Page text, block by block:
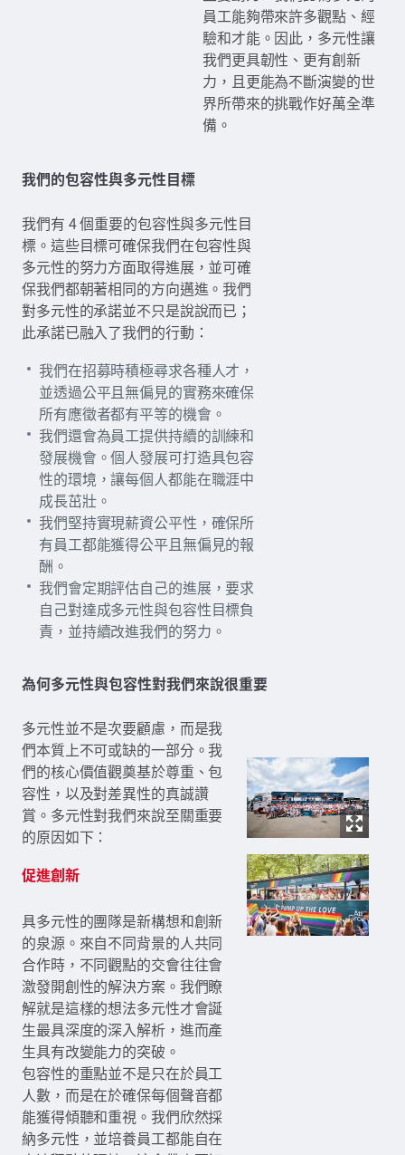
員工能夠帶來許多觀點、經
驗和才能。因此，多元性讓
我們更具韌性、更有創新
力，且更能為不斷演變的世
界所帶來的挑戰作好萬全準
備。
我們的包容性與多元性目標
我們有 4 個重要的包容性與多元性目
標。這些目標可確保我們在包容性與
多元性的努力方面取得進展，並可確
保我們都朝著相同的方向邁進。我們
對多元性的承諾並不只是說說而已；
此承諾已融入了我們的行動：
我們在招募時積極尋求各種人才，
並透過公平且無偏見的實務來確保
所有應徵者都有平等的機會。
我們還會為員工提供持續的訓練和
發展機會。個人發展可打造具包容
性的環境，讓每個人都能在職涯中
成長茁壯。
我們堅持實現薪資公平性，確保所
有員工都能獲得公平且無偏見的報
酬。
我們會定期評估自己的進展，要求
自己對達成多元性與包容性目標負
責，並持續改進我們的努力。
為何多元性與包容性對我們來說很重要
多元性並不是次要顧慮，而是我
們本質上不可或缺的一部分。我
們的核心價值觀奠基於尊重、包
容性，以及對差異性的真誠讚
賞。多元性對我們來說至關重要
的原因如下：
促進創新
具多元性的團隊是新構想和創新
的泉源。來自不同背景的人共同
合作時，不同觀點的交會往往會
激發開創性的解決方案。我們瞭
解就是這樣的想法多元性才會誕
生最具深度的深入解析，進而產
生具有改變能力的突破。
包容性的重點並不是只在於員工
人數，而是在於確保每個聲音都
能獲得傾聽和重視。我們欣然採
納多元性，並培養員工都能自在